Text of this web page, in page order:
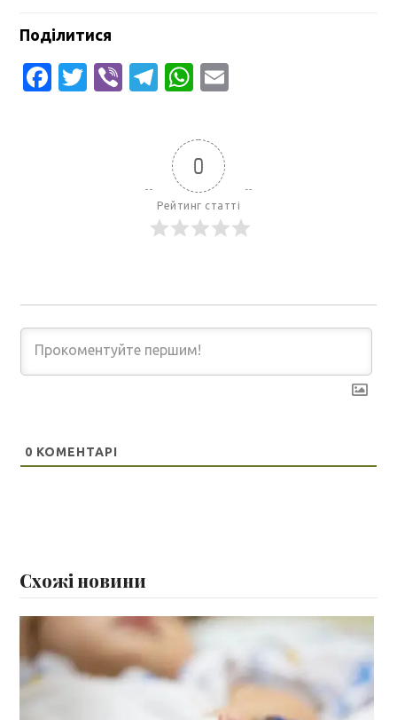
Поділитися
Facebook
Twitter
ViberTelegram
WhatsApp
0
Рейтинг статті
0 КОМЕНТАРІ
Схожі новини